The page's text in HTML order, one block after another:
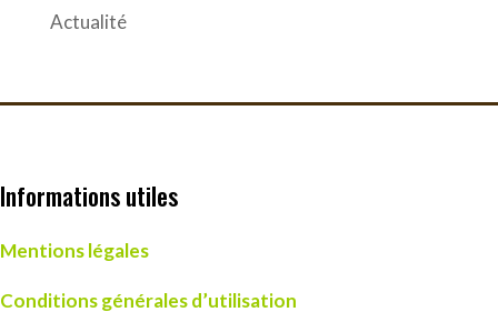
Actualité
Informations utiles
Mentions légales
Conditions générales d’utilisation